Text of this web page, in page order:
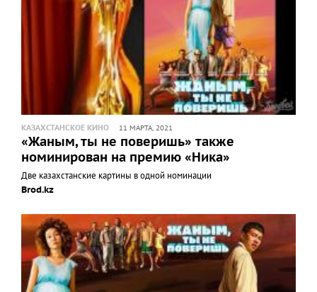
КАЗАХСТАНСКОЕ КИНО 11 МАРТА, 2021
«Жаным, ты не поверишь» также
номинирован на премию «Ника»
Две казахстанские картины в одной номинации
Brod.kz